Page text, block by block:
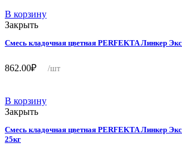
В корзину
Закрыть
Смесь кладочная цветная PERFEKTA Линкер
862.00₽ /шт
В корзину
Закрыть
Смесь кладочная цветная PERFEKTA Линкер
25кг